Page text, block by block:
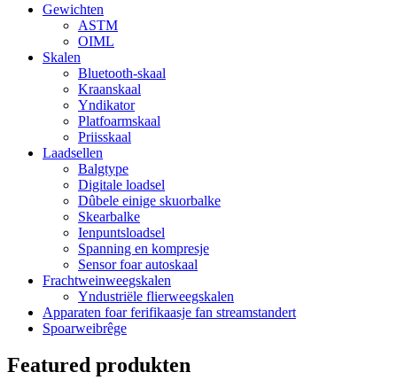
Gewichten
ASTM
OIML
Skalen
Bluetooth-skaal
Kraanskaal
Yndikator
Platfoarmskaal
Priisskaal
Laadsellen
Balgtype
Digitale loadsel
Dûbele einige skuorbalke
Skearbalke
Ienpuntsloadsel
Spanning en kompresje
Sensor foar autoskaal
Frachtweinweegskalen
Yndustriële flierweegskalen
Apparaten foar ferifikaasje fan streamstandert
Spoarweibrêge
Featured produkten